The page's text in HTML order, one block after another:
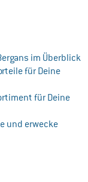
im Überblick
für Deine
für Deine
und erwecke